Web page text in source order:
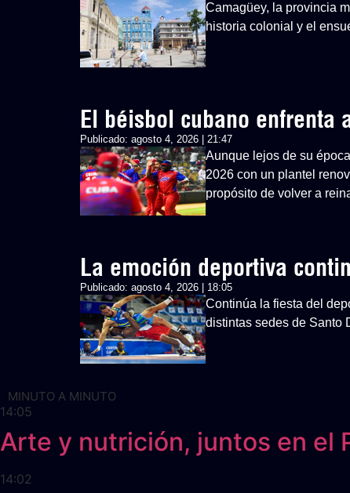
Camagüey, la provincia
historia colonial y el
El béisbol cubano enfrenta
Publicado: agosto 4, 2026 | 21:47
Aunque lejos de su
2026 con un plantel
propósito de volver a
La emoción deportiva
Publicado: agosto 4, 2026 | 18:05
Continúa la fiesta del
distintas sedes de Santo
MINUTO A MINUTO
14:05
Arte y nutrición, juntos en el
14:02